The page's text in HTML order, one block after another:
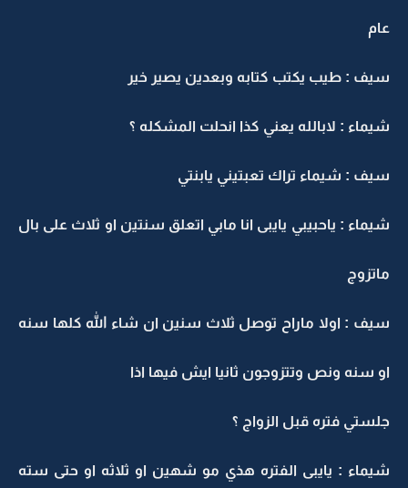
عام
سيف : طيب يكتب كتابه وبعدين يصير خير
شيماء : لابالله يعني كذا انحلت المشكله ؟
سيف : شيماء تراك تعبتيني يابنتي
شيماء : ياحبيبي يايبى انا مابي اتعلق سنتين او ثلاث على بال
ماتزوج
سيف : اولا ماراح توصل ثلاث سنين ان شاء الله كلها سنه
او سنه ونص وتتزوجون ثانيا ايش فيها اذا
جلستي فتره قبل الزواج ؟
شيماء : يايبى الفتره هذي مو شهين او ثلاثه او حتى سته